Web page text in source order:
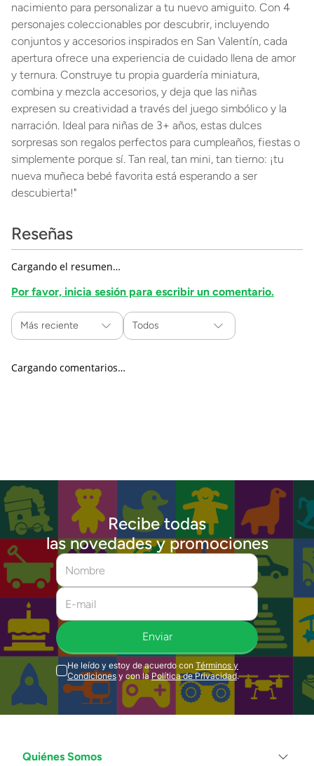
nacimiento para personalizar a tu nuevo amiguito. Con 4
personajes coleccionables por descubrir, incluyendo
conjuntos y accesorios inspirados en San Valentín, cada
apertura ofrece una experiencia de cuidado llena de amor
y ternura. Construye tu propia guardería miniatura,
combina y mezcla accesorios, y deja que las niñas
expresen su creatividad a través del juego simbólico y la
narración. Ideal para niñas de 3+ años, estas dulces
sorpresas son regalos perfectos para cumpleaños, fiestas o
simplemente porque sí. Tan real, tan mini, tan tierno: ¡tu
nueva muñeca bebé favorita está esperando a ser
descubierta!"
Reseñas
Cargando el resumen…
Por favor, inicia sesión para escribir un comentario.
Más reciente Todos
Cargando comentarios…
Recibe todas
las novedades y promociones
Enviar
He leído y estoy de acuerdo con Términos y
Condiciones y con la Política de Privacidad.
Quiénes Somos